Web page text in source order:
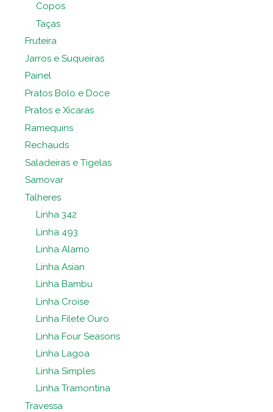
Copos
Taças
Fruteira
Jarros e Suqueiras
Painel
Pratos Bolo e Doce
Pratos e Xícaras
Ramequins
Rechauds
Saladeiras e Tigelas
Samovar
Talheres
Linha 342
Linha 493
Linha Alamo
Linha Asian
Linha Bambu
Linha Croise
Linha Filete Ouro
Linha Four Seasons
Linha Lagoa
Linha Simples
Linha Tramontina
Travessa